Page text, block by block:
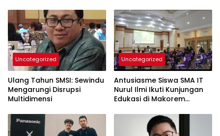
Uncategorized
Ulang Tahun SMSI: Sewindu
Mengarungi Disrupsi
Multidimensi
Uncategorized
Antusiasme Siswa SMA IT
Nurul Ilmi Ikuti Kunjungan
Edukasi di Makorem